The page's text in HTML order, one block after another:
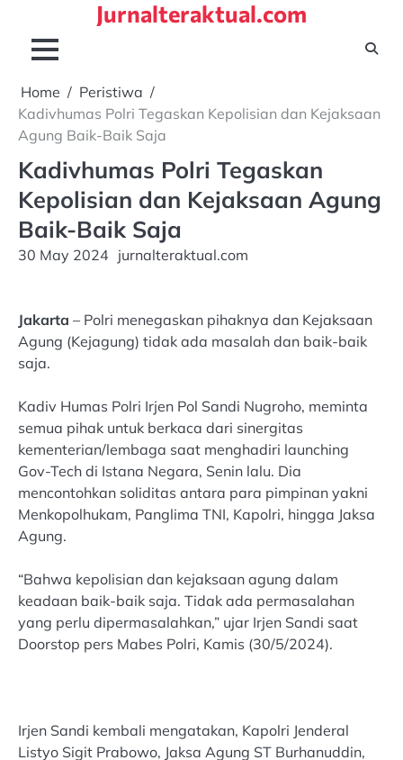
content
Jurnalteraktual.com
Home
Peristiwa
Kadivhumas Polri Tegaskan Kepolisian dan Kejaksaan
Agung Baik-Baik Saja
Kadivhumas Polri Tegaskan
Kepolisian dan Kejaksaan Agung
Baik-Baik Saja
30 May 2024 jurnalteraktual.com
Jakarta – Polri menegaskan pihaknya dan Kejaksaan
Agung (Kejagung) tidak ada masalah dan baik-baik
saja.
Kadiv Humas Polri Irjen Pol Sandi Nugroho, meminta
semua pihak untuk berkaca dari sinergitas
kementerian/lembaga saat menghadiri launching
Gov-Tech di Istana Negara, Senin lalu. Dia
mencontohkan soliditas antara para pimpinan yakni
Menkopolhukam, Panglima TNI, Kapolri, hingga Jaksa
Agung.
“Bahwa kepolisian dan kejaksaan agung dalam
keadaan baik-baik saja. Tidak ada permasalahan
yang perlu dipermasalahkan,” ujar Irjen Sandi saat
Doorstop pers Mabes Polri, Kamis (30/5/2024).
Irjen Sandi kembali mengatakan, Kapolri Jenderal
Listyo Sigit Prabowo, Jaksa Agung ST Burhanuddin,